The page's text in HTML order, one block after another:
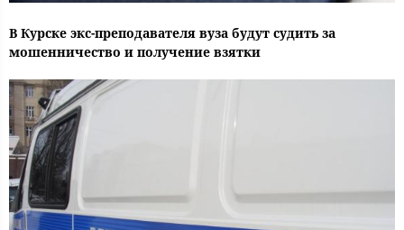
В Курске экс-преподавателя вуза будут судить за
мошенничество и получение взятки